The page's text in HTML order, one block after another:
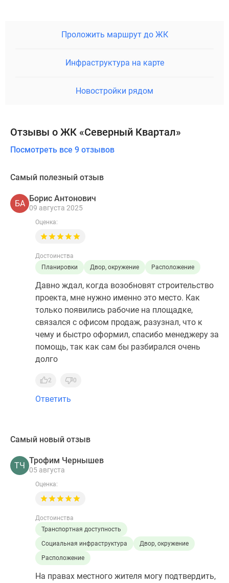
Проложить маршрут до ЖК
Инфраструктура на карте
Новостройки рядом
Отзывы о ЖК «Северный Квартал»
Посмотреть все 9 отзывов
Самый полезный отзыв
БА
Борис Антонович
09 августа 2025
Оценка:
Достоинства
Планировки
Двор, окружение Расположение
Давно ждал, когда возобновят строительство
проекта, мне нужно именно это место. Как
только появились рабочие на площадке,
связался с офисом продаж, разузнал, что к
чему и быстро оформил, спасибо менеджеру за
помощь, так как сам бы разбирался очень
долго
2 0
Ответить
Самый новый отзыв
ТЧ
Трофим Чернышев
05 августа
Оценка:
Достоинства
Транспортная доступность
Социальная инфраструктура
Двор, окружение
Расположение
На правах местного жителя могу подтвердить,